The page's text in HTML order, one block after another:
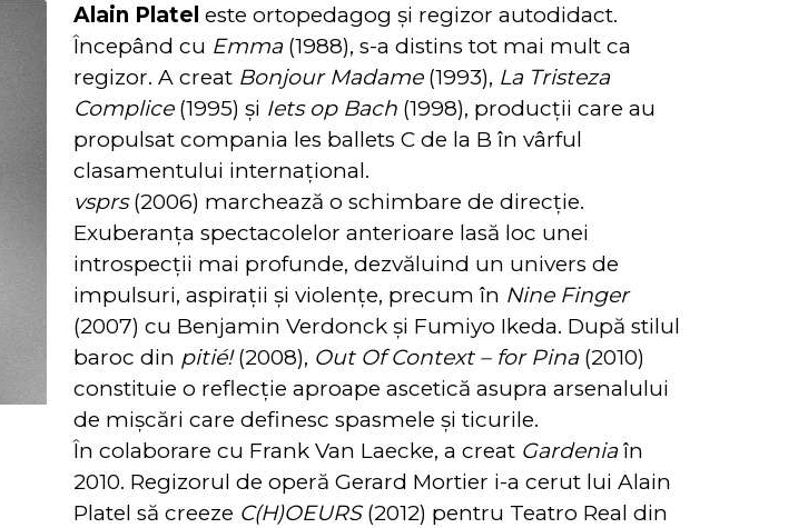
Alain Platel este ortopedagog și regizor autodidact.
Începând cu Emma(1988), s-a distins tot mai mult ca
regizor. A creat Bonjour Madame(1993), La Tristeza
Complice (1995) și Iets op Bach (1998), producții care au
propulsat compania les ballets C de la B în vârful
clasamentului internațional.
vsprs(2006) marchează o schimbare de direcție.
Exuberanța spectacolelor anterioare lasă loc unei
introspecții mai profunde, dezvăluind un univers de
impulsuri, aspirații și violențe, precum în Nine Finger
(2007) cu Benjamin Verdonck și Fumiyo Ikeda. După stilul
baroc din pitié!(2008), Out Of Context – for Pina(2010)
constituie o reflecție aproape ascetică asupra arsenalului
de mișcări care definesc spasmele și ticurile.
În colaborare cu Frank Van Laecke, a creat Gardeniaîn
2010. Regizorul de operă Gerard Mortier i-a cerut lui Alain
Platel să creeze C(H)OEURS (2012) pentru Teatro Real din